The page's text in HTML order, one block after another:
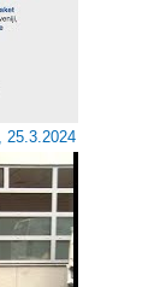
25.3.2024